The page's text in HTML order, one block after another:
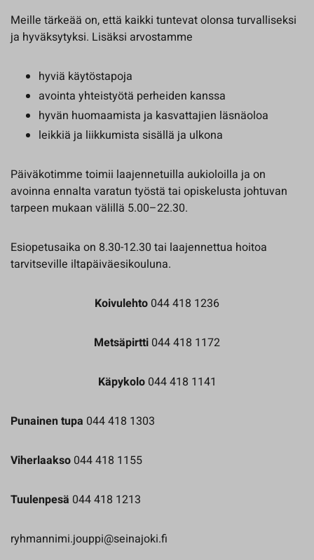
Meille tärkeää on, että kaikki tuntevat olonsa turvalliseksi
ja hyväksytyksi. Lisäksi arvostamme
hyviä käytöstapoja
avointa yhteistyötä perheiden kanssa
hyvän huomaamista ja kasvattajien läsnäoloa
leikkiä ja liikkumista sisällä ja ulkona
Päiväkotimme toimii laajennetuilla aukioloilla ja on
avoinna ennalta varatun työstä tai opiskelusta johtuvan
tarpeen mukaan välillä 5.00–22.30.
Esiopetusaika on 8.30-12.30 tai laajennettua hoitoa
tarvitseville iltapäiväesikouluna.
Koivulehto 044 418 1236
Metsäpirtti 044 418 1172
Käpykolo 044 418 1141
Punainen tupa 044 418 1303
Viherlaakso 044 418 1155
Tuulenpesä 044 418 1213
ryhmannimi.jouppi@seinajoki.fi